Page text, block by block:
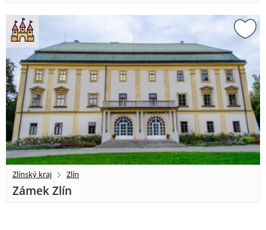
Zlínský kraj Zlín
Zámek Zlín